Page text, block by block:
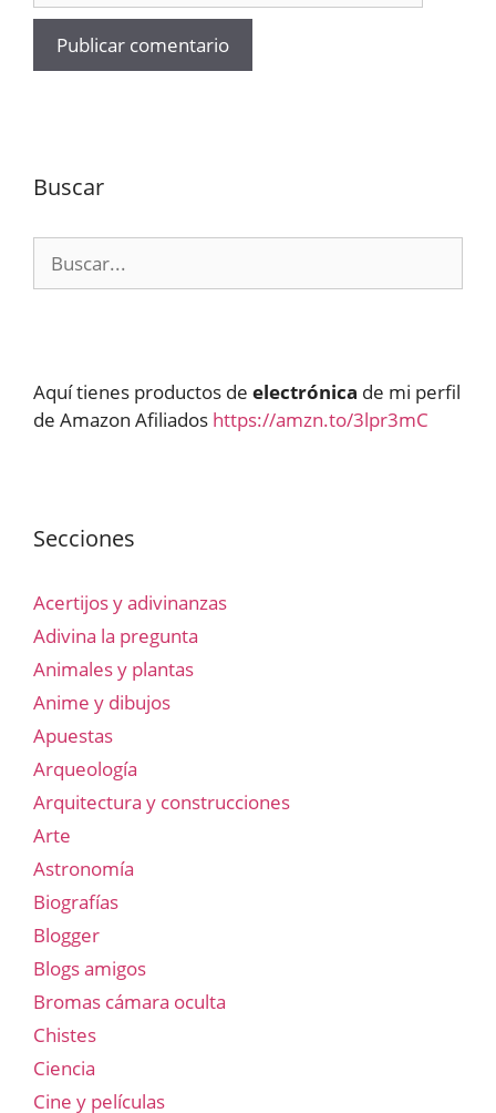
Buscar
Aquí tienes productos de electrónica de mi perfil
de Amazon Afiliados https://amzn.to/3lpr3mC
Secciones
Acertijos y adivinanzas
Adivina la pregunta
Animales y plantas
Anime y dibujos
Apuestas
Arqueología
Arquitectura y construcciones
Arte
Astronomía
Biografías
Blogger
Blogs amigos
Bromas cámara oculta
Chistes
Ciencia
Cine y películas